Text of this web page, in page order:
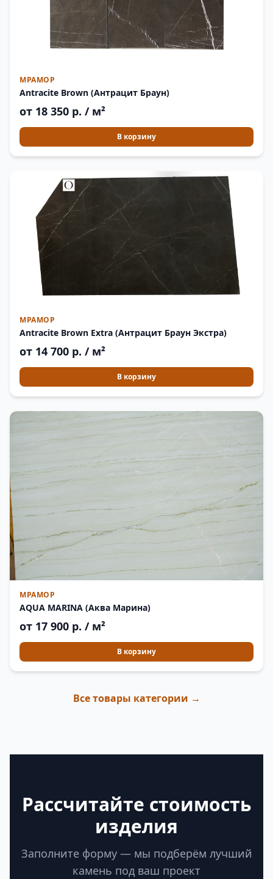
МРАМОР
Antracite Brown (Антрацит Браун)
от 18 350 р. / м²
В корзину
МРАМОР
Antracite Brown Extra (Антрацит Браун Экстра)
от 14 700 р. / м²
В корзину
МРАМОР
AQUA MARINA (Аква Марина)
от 17 900 р. / м²
В корзину
Все товары категории →
Рассчитайте стоимость
изделия
Заполните форму — мы подберём лучший
камень под ваш проект